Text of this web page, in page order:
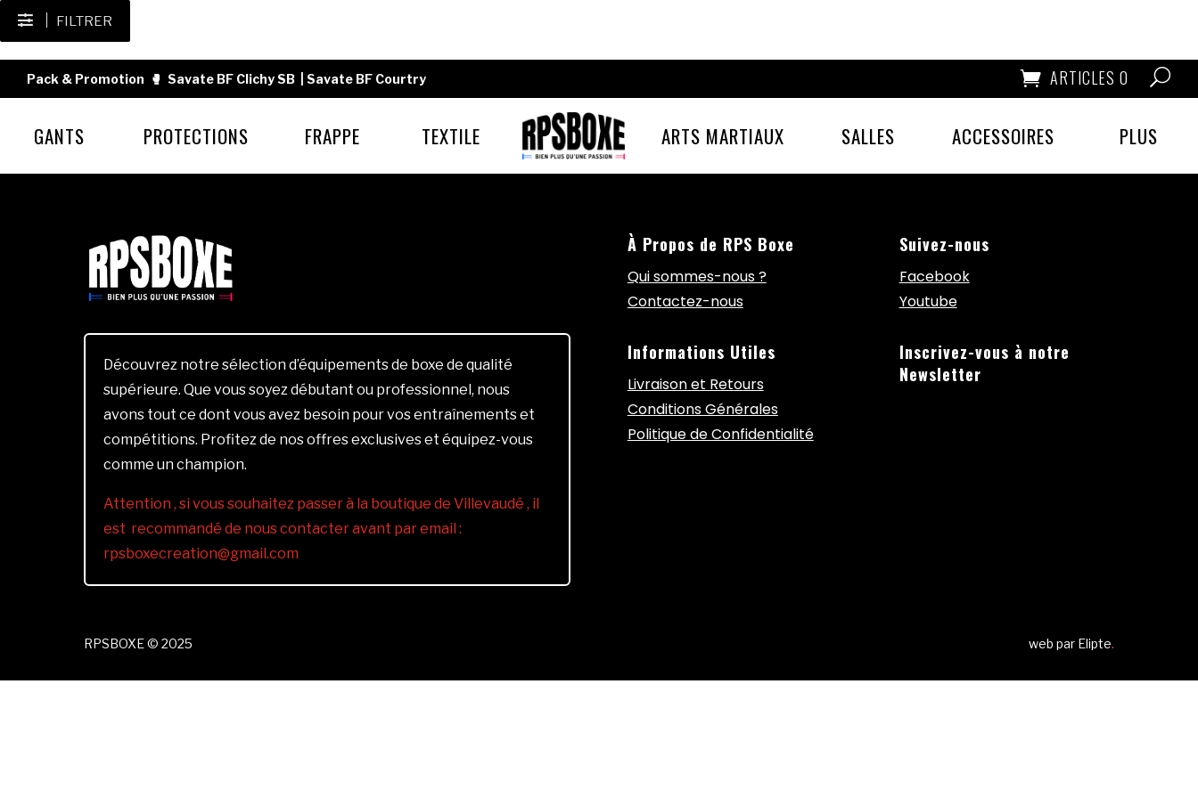
FILTRER
Pack & Promotion 🥊 Savate BF Clichy SB Savate BF Courtry ARTICLES 0
GANTS PROTECTIONS FRAPPE TEXTILE ARTS MARTIAUX SALLES ACCESSOIRES PLUS
Découvrez notre sélection d’équipements de boxe de qualité
supérieure. Que vous soyez débutant ou professionnel, nous
avons tout ce dont vous avez besoin pour vos entraînements et
compétitions. Profitez de nos offres exclusives et équipez-vous
comme un champion.
Attention , si vous souhaitez passer à la boutique de Villevaudé , il
est recommandé de nous contacter avant par email :
rpsboxecreation@gmail.com
À Propos de RPS Boxe
Qui sommes-nous ?
Contactez-nous
Informations Utiles
Livraison et Retours
Conditions Générales
Politique de Confidentialité
Suivez-nous
Facebook
Youtube
Inscrivez-vous à notre
Newsletter
RPSBOXE © 2025 web par Elipte.